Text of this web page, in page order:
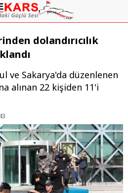
dolandırıcılık
ve Sakarya'da düzenlenen
alınan 22 kişiden 11'i